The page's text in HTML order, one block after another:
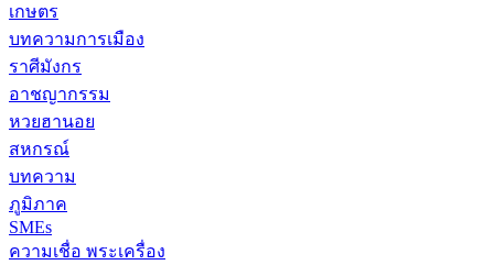
เกษตร
บทความการเมือง
ราศีมังกร
อาชญากรรม
หวยฮานอย
สหกรณ์
บทความ
ภูมิภาค
SMEs
ความเชื่อ พระเครื่อง